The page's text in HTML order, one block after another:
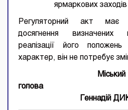
ярмаркових
Регуляторний акт має
досягнення визначених
реалізації його
характер, він не потребує
Міський
Геннадій